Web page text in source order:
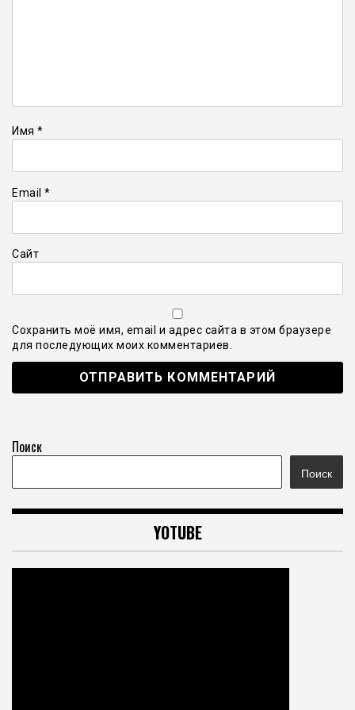
Имя *
Email *
Сайт
Сохранить моё имя, email и адрес сайта в этом браузере
для последующих моих комментариев.
Поиск
Поиск
YOTUBE